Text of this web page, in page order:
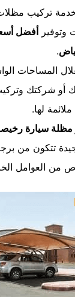
تركيب
وتوفير أفضل
.
المساحات
أو شركتك
ملائمة لها.
مظلة سيارة
تتكون من
من العوامل